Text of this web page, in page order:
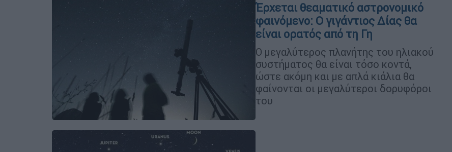
Έρχεται θεαματικό αστρονομικό
φαινόμενο: Ο γιγάντιος Δίας θα
είναι ορατός από τη Γη
Ο μεγαλύτερος πλανήτης του ηλιακού
συστήματος θα είναι τόσο κοντά,
ώστε ακόμη και με απλά κιάλια θα
φαίνονται οι μεγαλύτεροι δορυφόροι
του